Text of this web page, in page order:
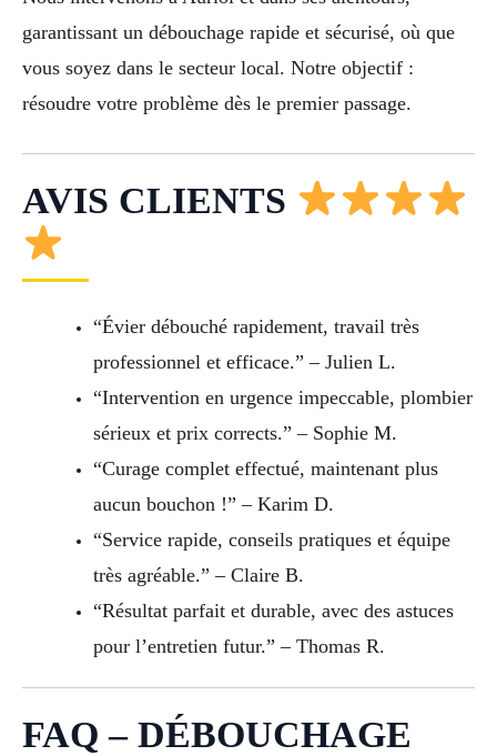
garantissant un débouchage rapide et sécurisé, où que
vous soyez dans le secteur local. Notre objectif :
résoudre votre problème dès le premier passage.
AVIS CLIENTS
“Évier débouché rapidement, travail très
professionnel et efficace.” – Julien L.
“Intervention en urgence impeccable, plombier
sérieux et prix corrects.” – Sophie M.
“Curage complet effectué, maintenant plus
aucun bouchon !” – Karim D.
“Service rapide, conseils pratiques et équipe
très agréable.” – Claire B.
“Résultat parfait et durable, avec des astuces
pour l’entretien futur.” – Thomas R.
FAQ – DÉBOUCHAGE